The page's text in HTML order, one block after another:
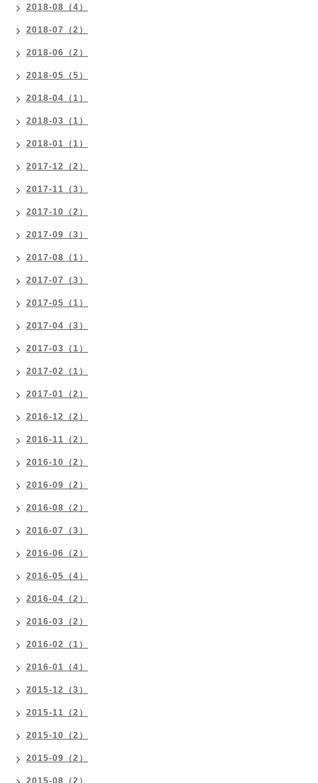
2018-08（4）
2018-07（2）
2018-06（2）
2018-05（5）
2018-04（1）
2018-03（1）
2018-01（1）
2017-12（2）
2017-11（3）
2017-10（2）
2017-09（3）
2017-08（1）
2017-07（3）
2017-05（1）
2017-04（3）
2017-03（1）
2017-02（1）
2017-01（2）
2016-12（2）
2016-11（2）
2016-10（2）
2016-09（2）
2016-08（2）
2016-07（3）
2016-06（2）
2016-05（4）
2016-04（2）
2016-03（2）
2016-02（1）
2016-01（4）
2015-12（3）
2015-11（2）
2015-10（2）
2015-09（2）
2015-08（2）